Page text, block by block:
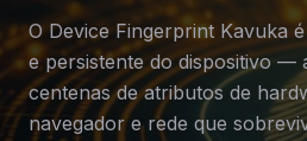
O Device Fingerprint Kavuka
e persistente do dispositivo —
centenas de atributos de
navegador e rede que